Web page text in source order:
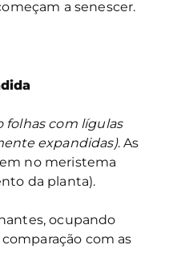
a senescer.
folhas com lígulas
expandidas). As
no meristema
da planta).
ocupando
com as